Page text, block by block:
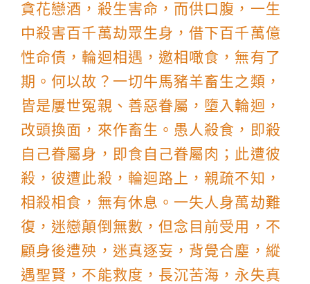
貪花戀酒，殺生害命，而供口腹，一生
中殺害百千萬劫眾生身，借下百千萬億
性命債，輪迴相遇，邀相噉食，無有了
期。何以故？一切牛馬豬羊畜生之類，
皆是屢世冤親、善惡眷屬，墮入輪迴，
改頭換面，來作畜生。愚人殺食，即殺
自己眷屬身，即食自己眷屬肉；此遭彼
殺，彼遭此殺，輪迴路上，親疏不知，
相殺相食，無有休息。一失人身萬劫難
復，迷戀顛倒無數，但念目前受用，不
顧身後遭殃，迷真逐妄，背覺合塵，縱
遇聖賢，不能救度，長沉苦海，永失真